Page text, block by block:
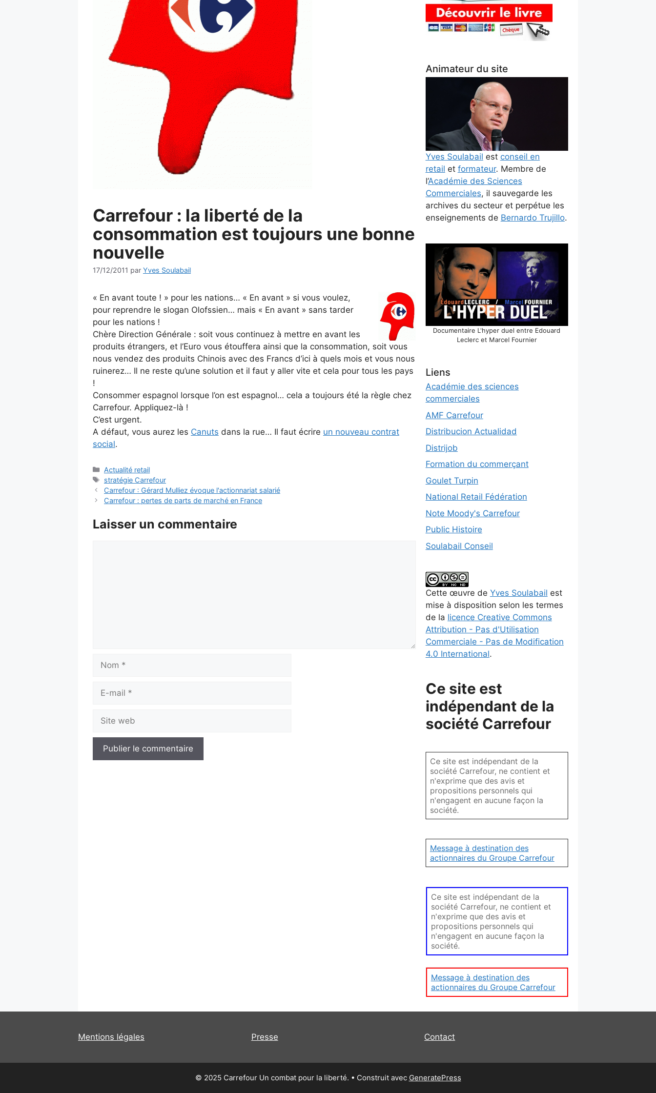
Carrefour : la liberté de la
consommation est toujours une bonne
nouvelle
17/12/2011 par Yves Soulabail
« En avant toute ! » pour les nations… « En avant » si vous voulez,
pour reprendre le slogan Olofssien… mais « En avant » sans tarder
pour les nations !
Chère Direction Générale : soit vous continuez à mettre en avant les
produits étrangers, et l’Euro vous étouffera ainsi que la consommation, soit vous
nous vendez des produits Chinois avec des Francs d’ici à quels mois et vous nous
ruinerez… Il ne reste qu’une solution et il faut y aller vite et cela pour tous les pays
!
Consommer espagnol lorsque l’on est espagnol… cela a toujours été la règle chez
Carrefour. Appliquez-là !
C’est urgent.
A défaut, vous aurez les Canuts dans la rue… Il faut écrire un nouveau contrat
social.
Catégories
Actualité retail
Étiquettes
stratégie Carrefour
Carrefour : Gérard Mulliez évoque l'actionnariat salarié
Carrefour : pertes de parts de marché en France
Laisser un commentaire
Nom
Site
web
Animateur du site
Yves Soulabail est conseil en
retail et formateur. Membre de
l’Académie des Sciences
Commerciales, il sauvegarde les
archives du secteur et perpétue les
enseignements de Bernardo Trujillo.
Documentaire L'hyper duel entre Edouard
Leclerc et Marcel Fournier
Liens
Académie des sciences
commerciales
AMF Carrefour
Distribucion Actualidad
Distrijob
Formation du commerçant
Goulet Turpin
National Retail Fédération
Note Moody's Carrefour
Public Histoire
Soulabail Conseil
Cette œuvre de Yves Soulabail est
mise à disposition selon les termes
de la licence Creative Commons
Attribution - Pas d'Utilisation
Commerciale - Pas de Modification
4.0 International.
Ce site est
indépendant de la
société Carrefour
Ce site est indépendant de la
société Carrefour, ne contient et
n'exprime que des avis et
propositions personnels qui
n'engagent en aucune façon la
société.
Message à destination des
actionnaires du Groupe Carrefour
Ce site est indépendant de la
société Carrefour, ne contient et
n'exprime que des avis et
propositions personnels qui
n'engagent en aucune façon la
société.
Message à destination des
actionnaires du Groupe Carrefour
Mentions légales Presse Contact
© 2025 Carrefour Un combat pour la liberté. • Construit avec GeneratePress